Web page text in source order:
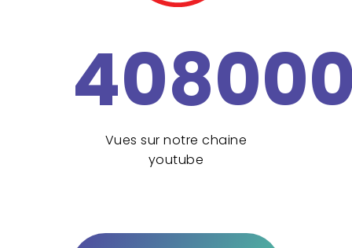
Vues sur notre chaine
youtube